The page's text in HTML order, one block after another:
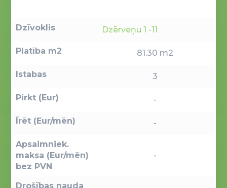
Dzīvoklis Dzērveņu 1 -11
Platība m2 81.30 m2
Istabas 3
Pirkt (Eur) -
Īrēt (Eur/mēn) -
Apsaimniek.
maksa (Eur/mēn)
bez PVN
-
Drošības nauda